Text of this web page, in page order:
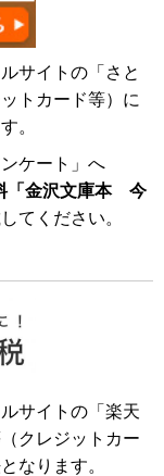
サイトの「さと
トカード等）に
。
ケート」へ
「金沢文庫本 今
てください。
サイトの「楽天
クレジットカー
なります。